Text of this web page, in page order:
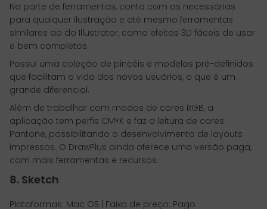
Na parte de ferramentas, conta com as necessárias
para qualquer ilustração e até mesmo ferramentas
similares ao do Illustrator, como efeitos 3D fáceis de usar
e bem completos.
Possui uma coleção de pincéis e modelos pré-definidos
que facilitam a vida dos novos usuários, o que é um
grande diferencial.
Além de trabalhar com modos de cores RGB, a
aplicação tem perfis CMYK e faz a leitura de cores
Pantone, possibilitando o desenvolvimento de layouts
impressos. O DrawPlus ainda oferece uma versão paga,
com mais ferramentas e recursos.
8. Sketch
Plataformas: Mac OS | Faixa de preço: Pago